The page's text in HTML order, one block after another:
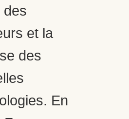
des
et la
des
En